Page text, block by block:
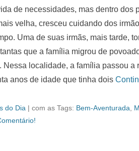
de necessidades, mas dentro dos
velha, cresceu cuidando dos
Uma de suas irmãs, mais tarde,
que a família migrou de
Nessa localidade, a família passou
anos de idade que tinha dois
do Dia | com as Tags: Bem-Aventurada